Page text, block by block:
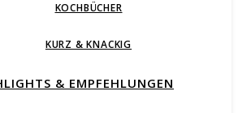
KOCHBÜCHER
KURZ & KNACKIG
& EMPFEHLUNGEN